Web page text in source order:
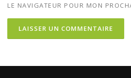
LE NAVIGATEUR POUR MON